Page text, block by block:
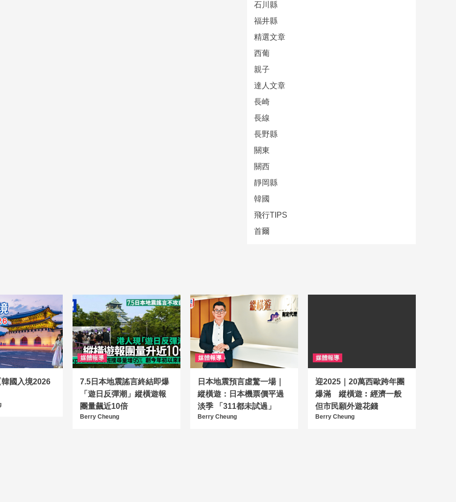
石川縣
福井縣
精選文章
西葡
親子
達人文章
長崎
長線
長野縣
關東
關西
靜岡縣
韓國
飛行TIPS
首爾
國入境2026
媒體報導
7.5日本地震謠言終結即爆
「遊日反彈潮」縱橫遊報
團量飆近10倍
Berry Cheung
媒體報導
日本地震預言虛驚一場｜
縱橫遊：日本機票價平過
淡季 「311都未試過」
Berry Cheung
媒體報導
迎2025｜20萬西歐跨年團
爆滿 縱橫遊︰經濟一般
但市民願外遊花錢
Berry Cheung